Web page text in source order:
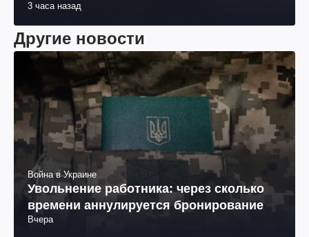
3 часа назад
Другие новости
Война в Украине
Увольнение работника: через сколько
времени аннулируется бронирование
Вчера